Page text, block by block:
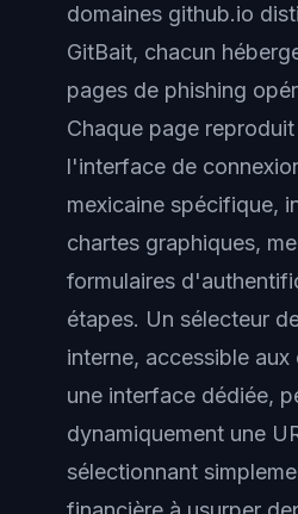
domaines github.io
GitBait, chacun
pages de phishing
Chaque page
l'interface de
mexicaine spécifique,
chartes graphiques,
formulaires
étapes. Un sélecteur
interne, accessible aux
une interface dédiée,
dynamiquement une
sélectionnant